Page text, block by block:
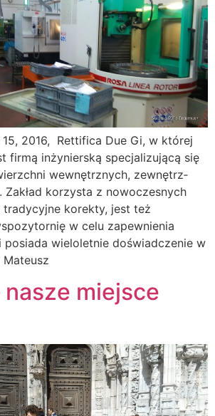
2016, Rettifica Due Gi, w której
firmą inżynierską specjalizującą się
wewnętrznych, zewnętrz­
Zakład korzysta z nowocze­snych
tradycyjne korekty, jest też
w celu zapewnienia
wielo­letnie doświadczenie w
Mateusz
nasze miejsce